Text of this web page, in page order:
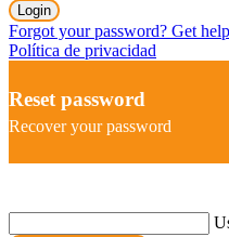
Login
Forgot your password? Get help
Política de privacidad
Reset password
Recover your password